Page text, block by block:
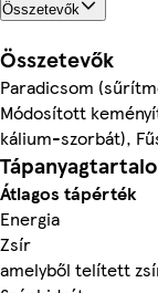
Összetevők
Összetevők
Paradicsom
Módosított
kálium-szorbát),
Átlagos tápérték
Energia
Zsír
amelyből telített